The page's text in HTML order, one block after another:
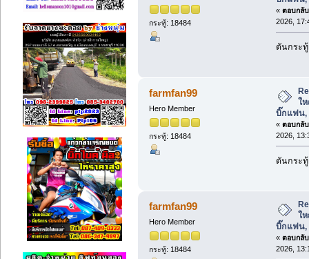
กระทู้: 18484
« ตอบกลั
2026,
ดันกระ
farmfan99
Hero Member
กระทู้: 18484
ใ
บิ๊กแฟน,
« ตอบกลั
2026,
ดันกระ
farmfan99
Hero Member
กระทู้: 18484
ใ
บิ๊กแฟน,
« ตอบกลั
2026,